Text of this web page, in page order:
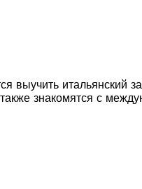
итальянский
знакомятся с